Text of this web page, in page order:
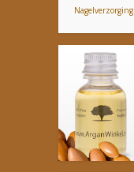
Nagelverzorging